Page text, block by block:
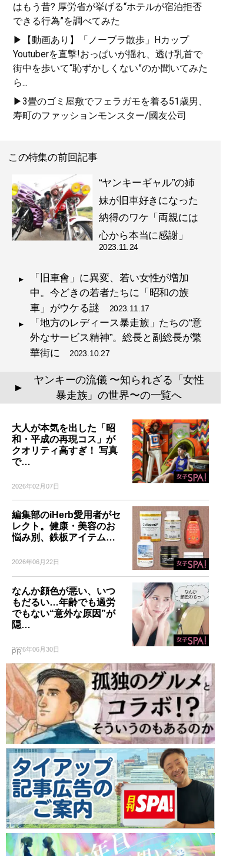
はもう昔? 厚労省が挙げる“ホテルが宿泊拒否
できる行為”を調べてみた
▶【動画あり】「ノーブラ散歩」Hカップ
Youtuberを直撃!おっぱいが揺れ、透け乳首で
街中を歩いて“恥ずかしくない”のか聞いてみた
ら...
▶3畳のゴミ屋敷でフェラガモを着る51歳男、
寿町のファッションモンスター/國友公司
この特集の前回記事
“ヤンキーギャル”の姉
妹が旧車好きになった
納得のワケ「両親には
心から本当に感謝」
2023.11.24
「旧車會」に異変、若い女性が増加
中。今どきの若者たちに「昭和の族
車」がウケる謎 2023.11.17
「地方のレディース暴走族」たちの“意
外なサービス精神”。総長と副総長が繁
華街に
2023.10.27
▲
ヤンキーの流儀 〜知られざる「女性
暴走族」の世界〜の一覧へ
大人が本気を出した「昭
和・平成の再現コス」が
クオリティ高すぎ！ 写真
で…
2026年02月07日
編集部のiHerb愛用者がセ
レクト。健康・美容のお
悩み別、鉄板アイテム…
2026年06月22日
なんか顔色が悪い、いつ
もだるい…年齢でも過労
でもない“意外な原因”が
隠…
2026年06月30日
PR